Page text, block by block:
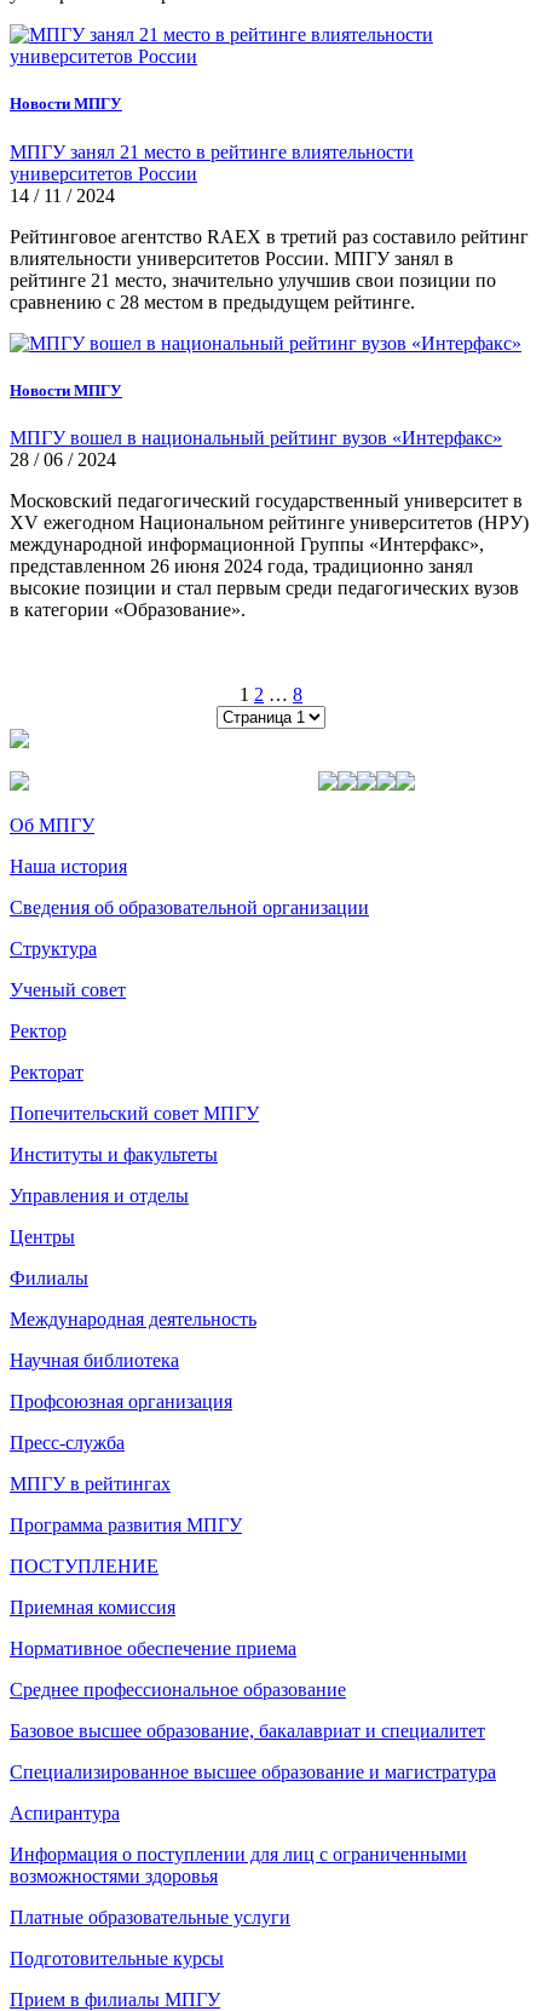
Новости МПГУ
МПГУ занял 21 место в рейтинге влиятельности
университетов России
14 / 11 / 2024
Рейтинговое агентство RAEX в третий раз составило рейтинг
влиятельности университетов России. МПГУ занял в
рейтинге 21 место, значительно улучшив свои позиции по
сравнению с 28 местом в предыдущем рейтинге.
Новости МПГУ
МПГУ вошел в национальный рейтинг вузов «Интерфакс»
28 / 06 / 2024
Московский педагогический государственный университет в
XV ежегодном Национальном рейтинге университетов (НРУ)
международной информационной Группы «Интерфакс»,
представленном 26 июня 2024 года, традиционно занял
высокие позиции и стал первым среди педагогических вузов
в категории «Образование».
1 2 … 8
Об МПГУ
Наша история
Сведения об образовательной организации
Структура
Ученый совет
Ректор
Ректорат
Попечительский совет МПГУ
Институты и факультеты
Управления и отделы
Центры
Филиалы
Международная деятельность
Научная библиотека
Профсоюзная организация
Пресс-служба
МПГУ в рейтингах
Программа развития МПГУ
ПОСТУПЛЕНИЕ
Приемная комиссия
Нормативное обеспечение приема
Среднее профессиональное образование
Базовое высшее образование, бакалавриат и специалитет
Специализированное высшее образование и магистратура
Аспирантура
Информация о поступлении для лиц с ограниченными
возможностями здоровья
Платные образовательные услуги
Подготовительные курсы
Прием в филиалы МПГУ